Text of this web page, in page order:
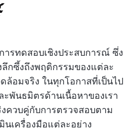
ารทดสอบเชิงประสบการณ์ ซึ่ง
ลึกซึ้งถึงพฤติกรรมของแต่ละ
อมจริง ในทุกโอกาสที่เป็นไป
พันธมิตรด้านเนื้อหาของเรา
ควบคู่กับการตรวจสอบตาม
นเครื่องมือแต่ละอย่าง